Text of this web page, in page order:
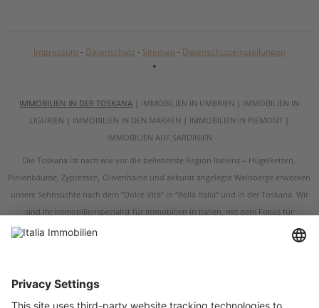
Impressum - Datenschutz - Sitemap- Datenschutzeinstellungen
IMMOBILIEN IN DER TOSKANA | IMMOBILIEN IN UMBRIEN | IMMOBILIEN IN
LIGURIEN | IMMOBILIEN IN DEN MARKEN | IMMOBILIEN IN PIEMONT |
IMMOBILIEN AUF SARDINIEN
Die Toskana ist nach wie vor die beliebteste Region Italiens – Hügelketten,
Pinienbäume, Zypressen, Olivenhaine und akkurat angelegte Weinberge erwecken
unsere Sehnsüchte nach dem “Dolce Vita“ in “Bella Italia“ und in der Toskana. Wir
sind Ihr Immobilienspezialist für Immobilien in Italien, mit dem Fokus für
Immobilien in der Toskana und in Umbrien. Egal ob Sie ein renoviertes
Bauernhaus, eine restaurierungsbedürftige Ruine, eine historische Villa oder eine
um Immobilien in der Toskana und um Immobilien in Umbrien geht. Italia